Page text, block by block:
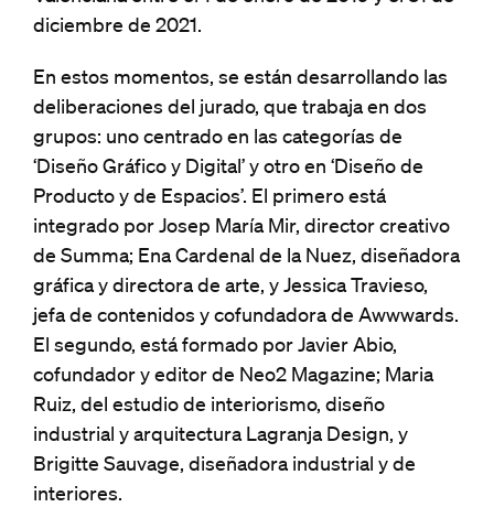
diciembre de 2021.
En estos momentos, se están desarrollando las
deliberaciones del jurado, que trabaja en dos
grupos: uno centrado en las categorías de
‘Diseño Gráfico y Digital’ y otro en ‘Diseño de
Producto y de Espacios’. El primero está
integrado por Josep María Mir, director creativo
de Summa; Ena Cardenal de la Nuez, diseñadora
gráfica y directora de arte, y Jessica Travieso,
jefa de contenidos y cofundadora de Awwwards.
El segundo, está formado por Javier Abio,
cofundador y editor de Neo2 Magazine; Maria
Ruiz, del estudio de interiorismo, diseño
industrial y arquitectura Lagranja Design, y
Brigitte Sauvage, diseñadora industrial y de
interiores.